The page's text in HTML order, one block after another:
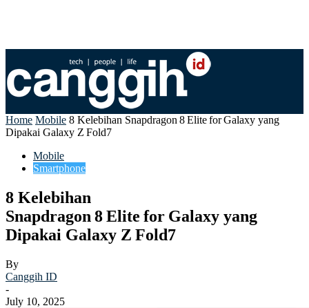
Home Mobile 8 Kelebihan Snapdragon 8 Elite for Galaxy yang
Dipakai Galaxy Z Fold7
Mobile
Smartphone
8 Kelebihan
Snapdragon 8 Elite for Galaxy yang
Dipakai Galaxy Z Fold7
By
Canggih ID
-
July 10, 2025